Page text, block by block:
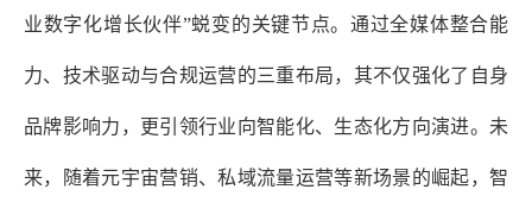
业数字化增长伙伴”蜕变的关键节点。通过全媒体整合能
力、技术驱动与合规运营的三重布局，其不仅强化了自身
品牌影响力，更引领行业向智能化、生态化方向演进。未
来，随着元宇宙营销、私域流量运营等新场景的崛起，智